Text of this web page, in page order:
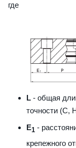
где
L - общая
точности (С,
E1 -
крепежного